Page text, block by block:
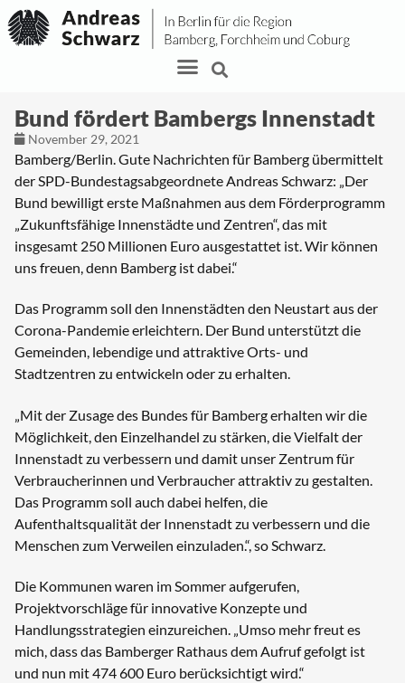
Bund fördert Bambergs Innenstadt
November 29, 2021
Bamberg/Berlin. Gute Nachrichten für Bamberg übermittelt
der SPD-Bundestagsabgeordnete Andreas Schwarz: „Der
Bund bewilligt erste Maßnahmen aus dem Förderprogramm
„Zukunftsfähige Innenstädte und Zentren“, das mit
insgesamt 250 Millionen Euro ausgestattet ist. Wir können
uns freuen, denn Bamberg ist dabei.“
Das Programm soll den Innenstädten den Neustart aus der
Corona-Pandemie erleichtern. Der Bund unterstützt die
Gemeinden, lebendige und attraktive Orts- und
Stadtzentren zu entwickeln oder zu erhalten.
„Mit der Zusage des Bundes für Bamberg erhalten wir die
Möglichkeit, den Einzelhandel zu stärken, die Vielfalt der
Innenstadt zu verbessern und damit unser Zentrum für
Verbraucherinnen und Verbraucher attraktiv zu gestalten.
Das Programm soll auch dabei helfen, die
Aufenthaltsqualität der Innenstadt zu verbessern und die
Menschen zum Verweilen einzuladen.“, so Schwarz.
Die Kommunen waren im Sommer aufgerufen,
Projektvorschläge für innovative Konzepte und
Handlungsstrategien einzureichen. „Umso mehr freut es
mich, dass das Bamberger Rathaus dem Aufruf gefolgt ist
und nun mit 474 600 Euro berücksichtigt wird.“